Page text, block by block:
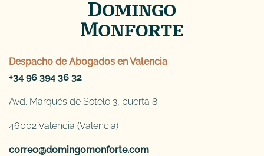
Despacho de Abogados en Valencia
+34 96 394 36 32
Avd. Marqués de Sotelo 3, puerta 8
46002 Valencia (Valencia)
correo@domingomonforte.com